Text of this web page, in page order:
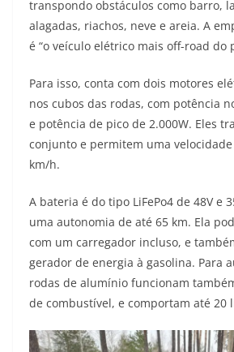
transpondo obstáculos como barro,
alagadas, riachos, neve e areia. A
é “o veículo elétrico mais off-road do
Para isso, conta com dois motores
nos cubos das rodas, com potência
e potência de pico de 2.000W. Eles
conjunto e permitem uma
km/h.
A bateria é do tipo LiFePo4 de 48V e
uma autonomia de até 65 km. Ela
com um carregador incluso, e
gerador de energia à gasolina. Para
rodas de alumínio funcionam
de combustível, e comportam até 20